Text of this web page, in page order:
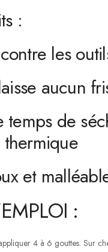
:
les
aucun
temps de
thermique
et
:
4 à 6 gouttes. Sur